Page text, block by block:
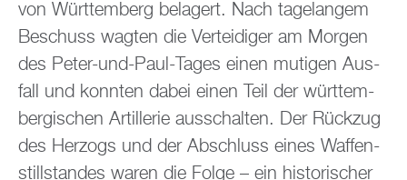
von Würt­tem­berg be­la­gert. Nach ta­ge­lan­gem
Be­schuss wag­ten die Ver­tei­di­ger am Mor­gen
des Peter-und-Paul-Tages einen mu­ti­gen Aus­
fall und konn­ten dabei einen Teil der würt­tem­
ber­gi­schen Ar­til­le­rie aus­schal­ten. Der Rück­zug
des Her­zogs und der Ab­schluss eines Waf­fen­
still­stan­des waren die Folge – ein his­to­ri­scher